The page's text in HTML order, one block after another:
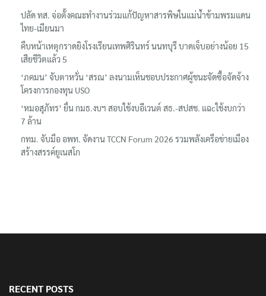
ปลัด ทส. จ่อตั้งคณะทำงานร่วมแก้ปัญหาสารพิษในแม่น้ำข้ามพรมแดน
ไทย-เมียนมา
คืบหน้าเหตุกราดยิงโรงเรียนเทพศิรินทร์ นนทบุรี บาดเจ็บอย่างน้อย 15
เสียชีวิตแล้ว 5
‘ภคมน’ จับตาหวั่น ‘สรณ’ ลงนามเห็นชอบประกาศผู้ชนะจัดซื้อจัดจ้าง
โครงการกองทุน USO
‘หมอสุภัทร’ ยื่น กมธ.งบฯ สอบใช้งบอีเวนต์ สธ.-สปสช. แฉcใช้งบกว่า
7 ล้าน
กทม. จับมือ อพท. จัดงาน TCCN Forum 2026 รวมพลังเครือข่ายเมือง
สร้างสรรค์ยูเนสโก
RECENT POSTS